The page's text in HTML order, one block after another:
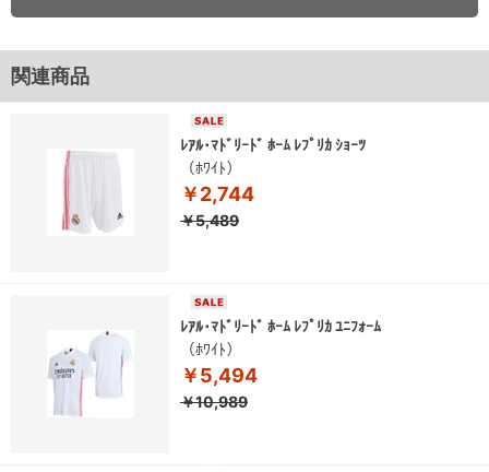
関連商品
ﾚｱﾙ･ﾏﾄﾞﾘｰﾄﾞ ﾎｰﾑ ﾚﾌﾟﾘｶ ｼｮｰﾂ
（ﾎﾜｲﾄ）
￥2,744
￥5,489
ﾚｱﾙ･ﾏﾄﾞﾘｰﾄﾞ ﾎｰﾑ ﾚﾌﾟﾘｶ ﾕﾆﾌｫｰﾑ
（ﾎﾜｲﾄ）
￥5,494
￥10,989